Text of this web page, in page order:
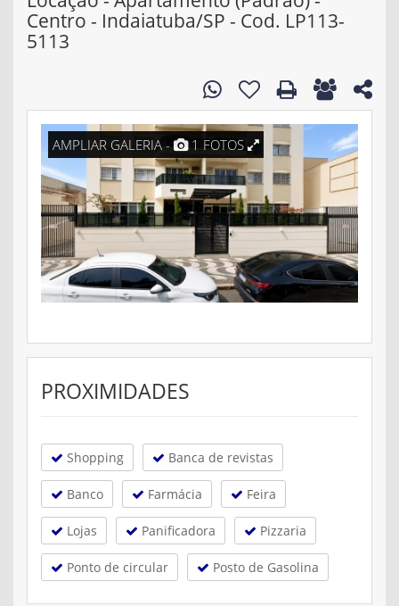
Centro - Indaiatuba/SP - Cod. LP113-
5113
AMPLIAR GALERIA - 1 FOTOS
PROXIMIDADES
Shopping Banca de revistas
Banco Farmácia Feira
Lojas Panificadora Pizzaria
Ponto de circular Posto de Gasolina